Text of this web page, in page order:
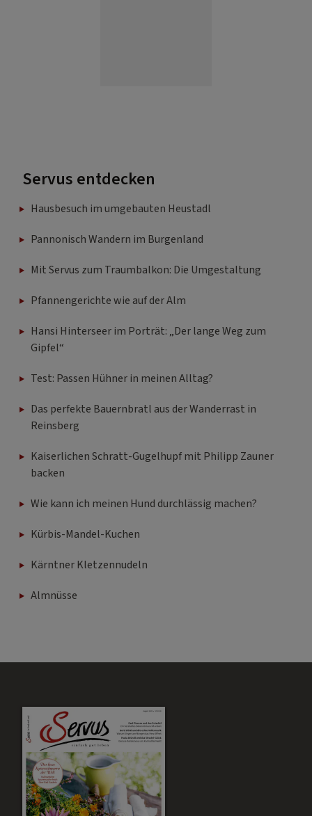
Servus entdecken
Hausbesuch im umgebauten Heustadl
Pannonisch Wandern im Burgenland
Mit Servus zum Traumbalkon: Die Umgestaltung
Pfannengerichte wie auf der Alm
Hansi Hinterseer im Porträt: „Der lange Weg zum
Gipfel“
Test: Passen Hühner in meinen Alltag?
Das perfekte Bauernbratl aus der Wanderrast in
Reinsberg
Kaiserlichen Schratt-Gugelhupf mit Philipp Zauner
backen
Wie kann ich meinen Hund durchlässig machen?
Kürbis-Mandel-Kuchen
Kärntner Kletzennudeln
Almnüsse